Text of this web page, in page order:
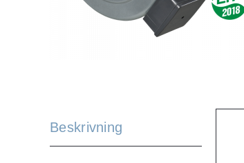
Beskrivning